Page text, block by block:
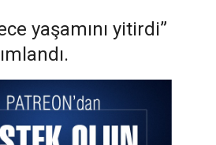
yaşamını yitirdi”